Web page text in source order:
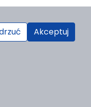
Dewajtis 5, domek
Akceptuj